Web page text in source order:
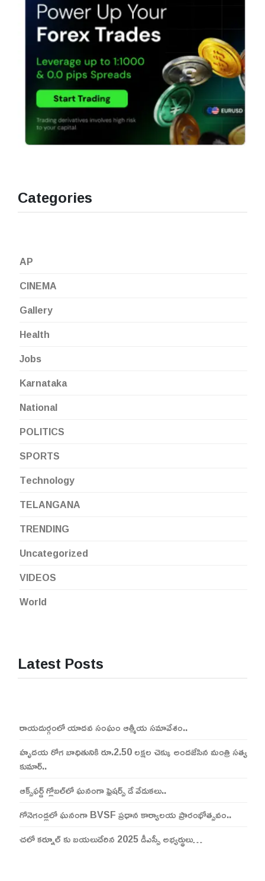
Categories
AP
CINEMA
Gallery
Health
Jobs
Karnataka
National
POLITICS
SPORTS
Technology
TELANGANA
TRENDING
Uncategorized
VIDEOS
World
Latest Posts
రాయదుర్గంలో యాదవ సంఘం ఆత్మీయ సమావేశం..
హృదయ రోగ బాధితునికి రూ.2.50 లక్షల చెక్కు అందజేసిన మంత్రి సత్య
కుమార్..
ఆక్స్‌ఫర్డ్ గ్లోబల్‌లో ఘనంగా ఫ్రెషర్స్ డే వేడుకలు..
గోనెగండ్లలో ఘనంగా BVSF ప్రధాన కార్యాలయ ప్రారంభోత్సవం..
చలో కర్నూల్ కు బయలుదేరిన 2025 డీఎస్సీ అభ్యర్థులు…